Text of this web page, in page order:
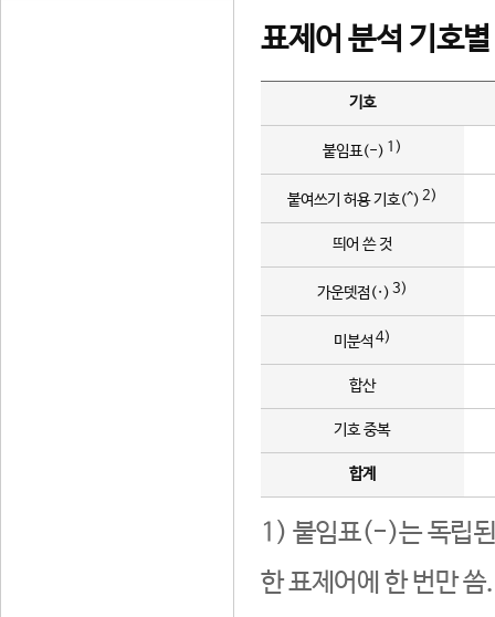
표제어 분석 기호
기호
붙임표(-) 1)
붙여쓰기 허용 기호(^) 2)
띄어 쓴 것
가운뎃점(·) 3)
미분석 4)
합산
기호 중복
합계
1) 붙임표(-)는 독립된
한 표제어에 한 번만